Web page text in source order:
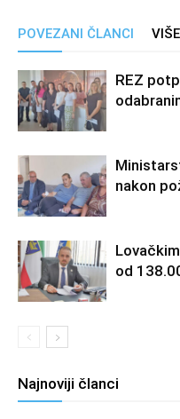
POVEZANI ČLANCI
REZ
nakon
od
Najnoviji članci